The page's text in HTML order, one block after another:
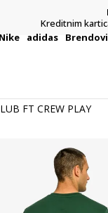
Nike adidas Brendovi
FT CREW PLAY